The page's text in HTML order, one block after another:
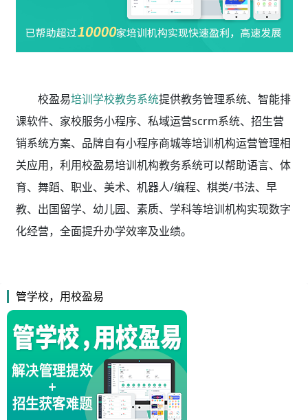
校盈易培训学校教务系统提供教务管理系统、智能排
课软件、家校服务小程序、私域运营scrm系统、招生营
销系统方案、品牌自有小程序商城等培训机构运营管理相
关应用，利用校盈易培训机构教务系统可以帮助语言、体
育、舞蹈、职业、美术、机器人/编程、棋类/书法、早
教、出国留学、幼儿园、素质、学科等培训机构实现数字
化经营，全面提升办学效率及业绩。
管学校，用校盈易